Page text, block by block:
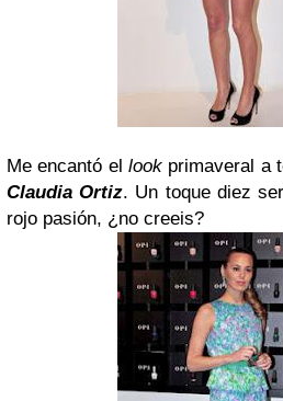
Me encantó el lookprimaveral a
Claudia Ortiz. Un toque diez
rojo pasión, ¿no creeis?